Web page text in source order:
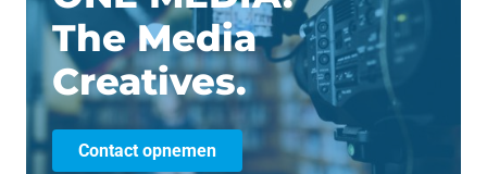
The Media
Creatives.
Contact opnemen